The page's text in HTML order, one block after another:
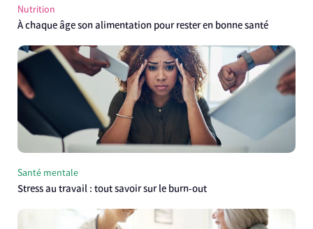
Nutrition
À chaque âge son alimentation pour rester en bonne santé
Santé mentale
Stress au travail : tout savoir sur le burn-out